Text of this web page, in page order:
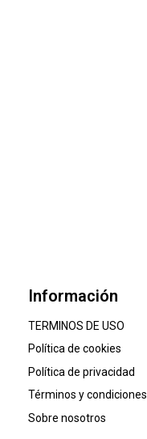
Información
TERMINOS DE USO
Política de cookies
Política de privacidad
Términos y condiciones
Sobre nosotros